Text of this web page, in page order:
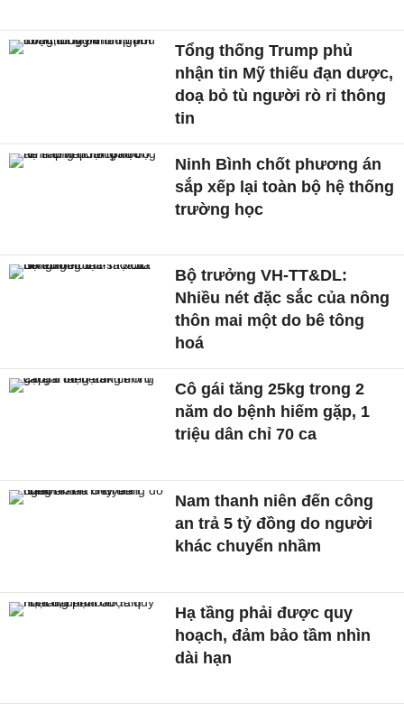
Tổng thống Trump phủ
nhận tin Mỹ thiếu đạn dược,
doạ bỏ tù người rò rỉ thông
tin
Ninh Bình chốt phương án
sắp xếp lại toàn bộ hệ thống
trường học
Bộ trưởng VH-TT&DL:
Nhiều nét đặc sắc của nông
thôn mai một do bê tông
hoá
Cô gái tăng 25kg trong 2
năm do bệnh hiếm gặp, 1
triệu dân chỉ 70 ca
Nam thanh niên đến công
an trả 5 tỷ đồng do người
khác chuyển nhầm
Hạ tầng phải được quy
hoạch, đảm bảo tầm nhìn
dài hạn